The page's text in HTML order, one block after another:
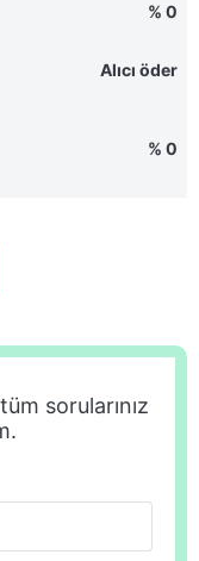
% 0
Alıcı öder
% 0
sorularınız